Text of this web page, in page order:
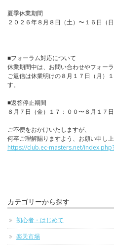
夏季休業期間
２０２６年８月８日（土）〜１６日（日
■フォーラム対応について
休業期間中は、お問い合わせやフォー
ご返信は休業明けの８月１７日（月）
す。
■返答停止期間
８月７日（金）１７：００〜８月１７
ご不便をおかけいたしますが、
何卒ご理解賜りますよう、お願い申し上
https://club.ec-masters.net/
カテゴリーから探す
初心者・はじめて
楽天市場